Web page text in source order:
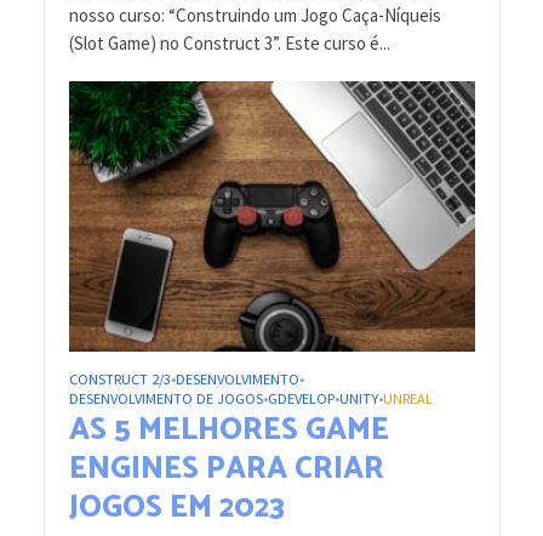
nosso curso: “Construindo um Jogo Caça-Níqueis
(Slot Game) no Construct 3”. Este curso é...
CONSTRUCT 2/3•DESENVOLVIMENTO•
DESENVOLVIMENTO DE JOGOS•GDEVELOP•UNITY•UNREAL
AS 5 MELHORES GAME
ENGINES PARA CRIAR
JOGOS EM 2023